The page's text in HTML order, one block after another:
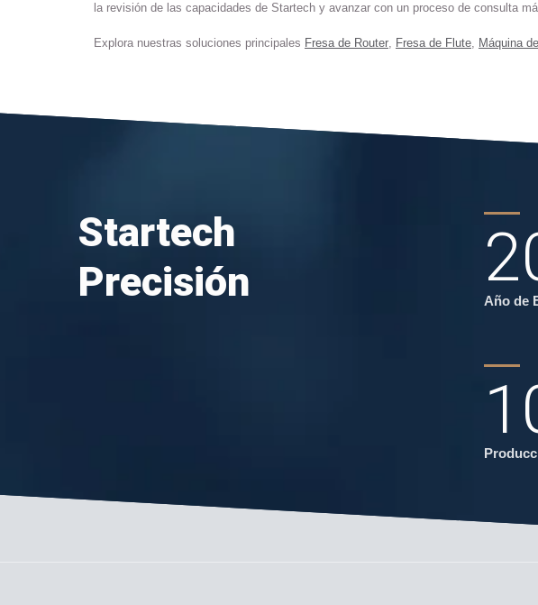
la revisión de las capacidades de Startech y avanzar con un proceso de consulta
Explora nuestras soluciones principales Fresa de Router, Fresa de Flute, Máquina
Startech
Precisión
Año de